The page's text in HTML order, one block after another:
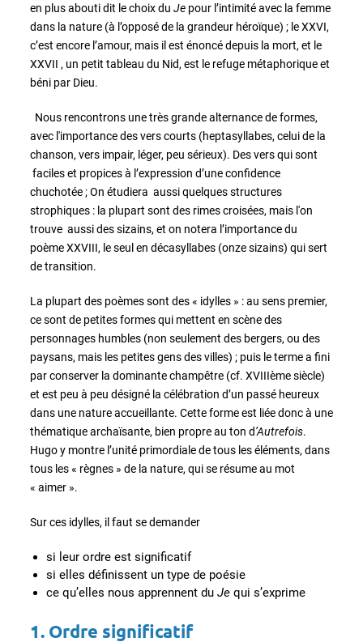
en plus abouti dit le choix du Je pour l’intimité avec la femme
dans la nature (à l’opposé de la grandeur héroïque) ; le XXVI,
c’est encore l’amour, mais il est énoncé depuis la mort, et le
XXVII , un petit tableau du Nid, est le refuge métaphorique et
béni par Dieu.
Nous rencontrons une très grande alternance de formes,
avec l'importance des vers courts (heptasyllabes, celui de la
chanson, vers impair, léger, peu sérieux). Des vers qui sont
faciles et propices à l’expression d’une confidence
chuchotée ; On étudiera aussi quelques structures
strophiques : la plupart sont des rimes croisées, mais l'on
trouve aussi des sizains, et on notera l’importance du
poème XXVIII, le seul en décasyllabes (onze sizains) qui sert
de transition.
La plupart des poèmes sont des « idylles » : au sens premier,
ce sont de petites formes qui mettent en scène des
personnages humbles (non seulement des bergers, ou des
paysans, mais les petites gens des villes) ; puis le terme a fini
par conserver la dominante champêtre (cf. XVIIIème siècle)
et est peu à peu désigné la célébration d’un passé heureux
dans une nature accueillante. Cette forme est liée donc à une
thématique archaïsante, bien propre au ton d’Autrefois.
Hugo y montre l’unité primordiale de tous les éléments, dans
tous les « règnes » de la nature, qui se résume au mot
« aimer ».
Sur ces idylles, il faut se demander
si leur ordre est significatif
si elles définissent un type de poésie
ce qu’elles nous apprennent du Je qui s’exprime
1. Ordre significatif